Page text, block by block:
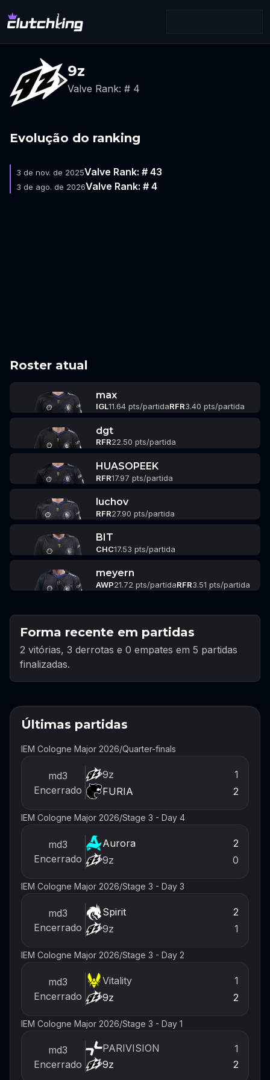
9z
Valve Rank: # 4
Evolução do ranking
3 de nov. de 2025Valve Rank: # 43
3 de ago. de 2026Valve Rank: # 4
Roster atual
max
IGL11.64 pts/partidaRFR3.40 pts/partida
dgt
RFR22.50 pts/partida
HUASOPEEK
RFR17.97 pts/partida
luchov
RFR27.90 pts/partida
BIT
CHC17.53 pts/partida
meyern
AWP21.72 pts/partidaRFR3.51 pts/partida
Forma recente em partidas
2 vitórias, 3 derrotas e 0 empates em 5 partidas
finalizadas.
Últimas partidas
IEM Cologne Major 2026/Quarter-finals
md3
Encerrado
9z
1
FURIA
2
IEM Cologne Major 2026/Stage 3 - Day 4
md3
Encerrado
Aurora
2
9z
0
IEM Cologne Major 2026/Stage 3 - Day 3
md3
Encerrado
Spirit
2
9z
1
IEM Cologne Major 2026/Stage 3 - Day 2
md3
Encerrado
Vitality
1
9z
2
IEM Cologne Major 2026/Stage 3 - Day 1
md3
Encerrado
PARIVISION
1
9z
2